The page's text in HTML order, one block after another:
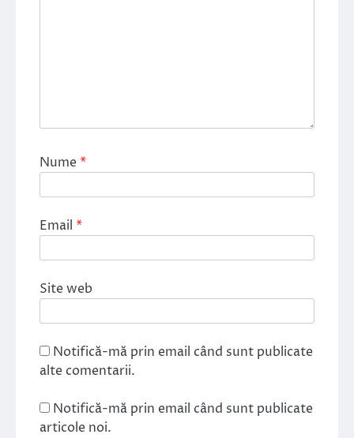
Nume*
Email *
Site web
Notifică-mă prin email când sunt publicate
alte comentarii.
Notifică-mă prin email când sunt publicate
articole noi.